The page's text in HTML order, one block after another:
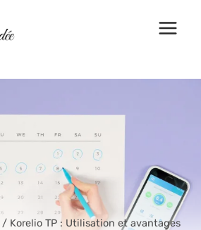
/ Korelio TP : Utilisation et avantages